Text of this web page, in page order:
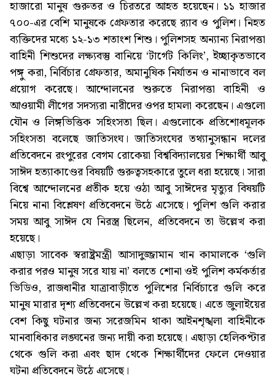
হাজারো মানুষ গুরুতর ও চিরতরে আহত হয়েছেন। ১১ হাজার
৭০০-এর বেশি মানুষকে গ্রেফতার করেছে র‌্যাব ও পুলিশ। নিহত
ব্যক্তিদের মধ্যে ১২-১৩ শতাংশ শিশু। পুলিশসহ অন্যান্য নিরাপত্তা
বাহিনী শিশুদের লক্ষ্যবস্তু বানিয়ে ‘টার্গেট কিলিং’, ইচ্ছাকৃতভাবে
পঙ্গু করা, নির্বিচার গ্রেফতার, অমানুষিক নির্যাতন ও নানাভাবে বল
প্রয়োগ করেছে। আন্দোলনের শুরুতে নিরাপত্তা বাহিনী ও
আওয়ামী লীগের সদস্যরা নারীদের ওপর হামলা করেছেন। এগুলো
যৌন ও লিঙ্গভিত্তিক সহিংসতা ছিল। এগুলোকে প্রতিশোধমূলক
সহিংসতা বলেছে জাতিসংঘ। জাতিসংঘের তথ্যানুসন্ধান দলের
প্রতিবেদনে রংপুরের বেগম রোকেয়া বিশ্ববিদ্যালয়ের শিক্ষার্থী আবু
সাঈদ হত্যাকাণ্ডের বিষয়টি গুরুত্বসহকারে তুলে ধরা হয়েছে। সারা
বিশ্বে আন্দোলনের প্রতীক হয়ে ওঠা আবু সাঈদের মৃত্যুর বিষয়টি
নিয়ে নানা বিশ্লেষণ প্রতিবেদনে উঠে এসেছে। পুলিশ গুলি করার
সময় আবু সাঈদ যে নিরস্ত্র ছিলেন, প্রতিবেদনে তা উল্লেখ করা
হয়েছে।
এছাড়া সাবেক স্বরাষ্ট্রমন্ত্রী আসাদুজ্জামান খান কামালকে ‘গুলি
করার পরও মানুষ সরে যায় না’ বলতে শোনা ওই পুলিশ কর্মকর্তার
ভিডিও, রাজধানীর যাত্রাবাড়ীতে পুলিশের নির্বিচারে গুলি করে
মানুষ মারার দৃশ্য প্রতিবেদনে উল্লেখ করা হয়েছে। এতে জুলাইয়ের
বেশ কিছু ঘটনার জন্য সরেজমিন থাকা আইনশৃঙ্খলা বাহিনীকে
মানবাধিকার লঙ্ঘনের জন্য দায়ী করা হয়েছে। এছাড়া হেলিকপ্টার
থেকে গুলি করা এবং ছাদ থেকে শিক্ষার্থীদের ফেলে দেওয়ার
ঘটনা প্রতিবেদনে উঠে এসেছে।